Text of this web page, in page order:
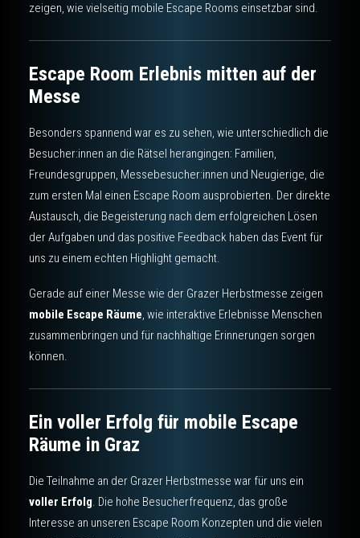
zeigen, wie vielseitig mobile Escape Rooms einsetzbar sind.
Escape Room Erlebnis mitten auf der
Messe
Besonders spannend war es zu sehen, wie unterschiedlich die
Besucher:innen an die Rätsel herangingen: Familien,
Freundesgruppen, Messebesucher:innen und Neugierige, die
zum ersten Mal einen Escape Room ausprobierten. Der direkte
Austausch, die Begeisterung nach dem erfolgreichen Lösen
der Aufgaben und das positive Feedback haben das Event für
uns zu einem echten Highlight gemacht.
Gerade auf einer Messe wie der Grazer Herbstmesse zeigen
mobile Escape Räume, wie interaktive Erlebnisse Menschen
zusammenbringen und für nachhaltige Erinnerungen sorgen
können.
Ein voller Erfolg für mobile Escape
Räume in Graz
Die Teilnahme an der Grazer Herbstmesse war für uns ein
voller Erfolg. Die hohe Besucherfrequenz, das große
Interesse an unseren Escape Room Konzepten und die vielen